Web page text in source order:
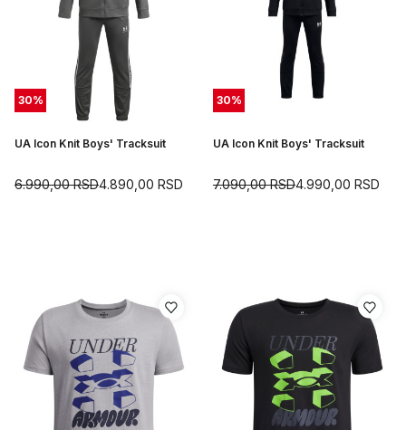
30%
UA Icon Knit Boys' Tracksuit
4.890,00 RSD
6.990,00RSD
30%
UA Icon Knit Boys' Tracksuit
4.990,00 RSD
7.090,00RSD